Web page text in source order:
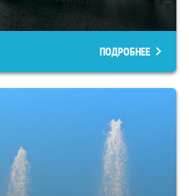
ПОДРОБНЕЕ